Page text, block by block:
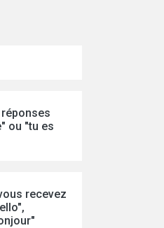
ou "tu es
recevez